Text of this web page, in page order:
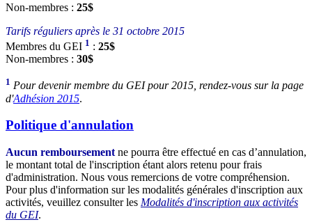
Non-membres : 25$
Tarifs réguliers après le 31 octobre 2015
Membres du GEI 1 : 25$
Non-membres : 30$
1 Pour devenir membre du GEI pour 2015, rendez-vous sur la page
d'Adhésion 2015.
Politique d'annulation
Aucun remboursement ne pourra être effectué en cas d’annulation,
le montant total de l'inscription étant alors retenu pour frais
d'administration. Nous vous remercions de votre compréhension.
Pour plus d'information sur les modalités générales d'inscription aux
activités, veuillez consulter les Modalités d'inscription aux activités
du GEI.